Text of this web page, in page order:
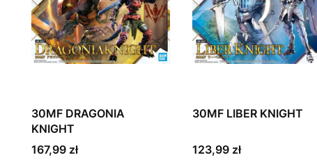
30MF DRAGONIA
KNIGHT
Cena
167,99 zł
30MF LIBER KNIGHT
Cena
123,99 zł